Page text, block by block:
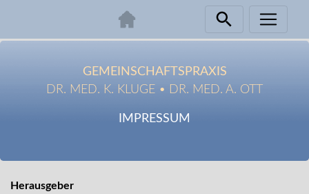
GEMEINSCHAFTSPRAXIS
DR. MED. K. KLUGE • DR. MED. A. OTT
IMPRESSUM
Herausgeber